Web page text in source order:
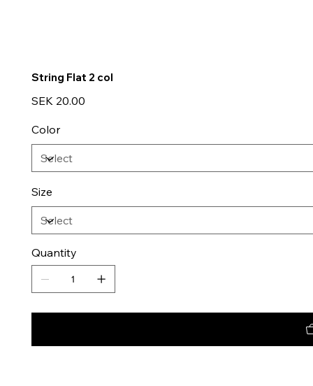
String Flat 2 col
Price
SEK 20.00
Color
Size
Quantity